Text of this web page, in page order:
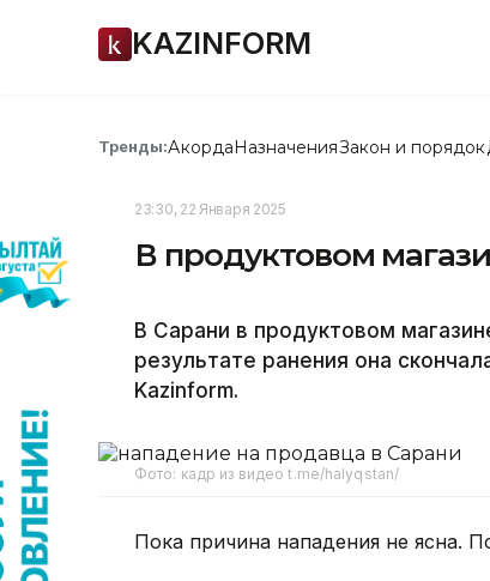
KAZINFORM
Тренды:АкордаНазначенияЗакон и порядок
23:30, 22 Января 2025
В продуктовом
В Сарани в продуктовом
результате ранения она
Kazinform.
Фото: кадр из видео t.me/halyqstan/
Пока причина нападения не ясна.